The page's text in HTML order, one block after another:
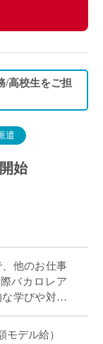
/高校生をご担
遣
始
他のお仕事
バカロレア
学びや対話
で授 […]
モデル給）